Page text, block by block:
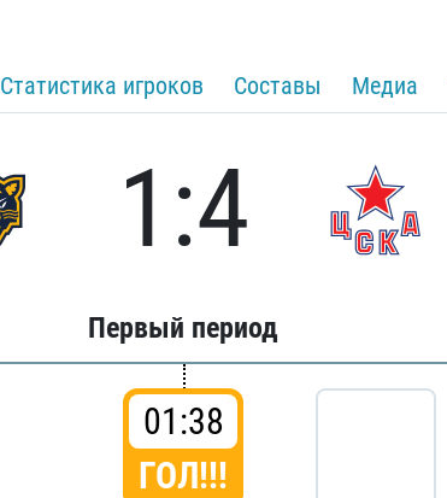
Статистика игроков Составы Медиа
1:4
Первый период
01:38
ГОЛ!!!